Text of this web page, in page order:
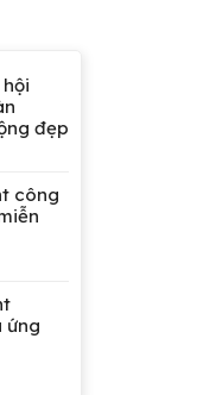
đẹp
công
ứng